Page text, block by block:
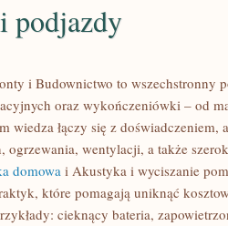
podjazdy
i Budownictwo to wszechstronny
oraz wykończeniówki – od
wiedza łączy się z doświadczeniem,
ogrzewania, wentylacji, a także
domowa i Akustyka i wyciszanie
które pomagają uniknąć
cieknący bateria,